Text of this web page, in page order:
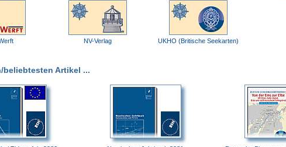
NV-Verlag UKHO (Britische Seekarten)
beliebtesten Artikel ...